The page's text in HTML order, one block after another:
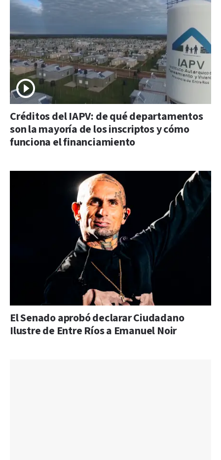
Créditos del IAPV: de qué departamentos
son la mayoría de los inscriptos y cómo
funciona el financiamiento
El Senado aprobó declarar Ciudadano
Ilustre de Entre Ríos a Emanuel Noir